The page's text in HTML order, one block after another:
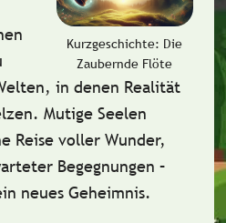
Kurzgeschichte: Die
Zaubernde Flöte
in denen Realität
Mutige Seelen
Reise voller Wunder,
Begegnungen –
neues Geheimnis.